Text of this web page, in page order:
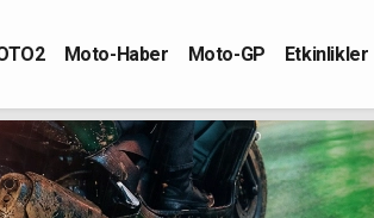
Moto-Haber Moto-GP Etkinlikler